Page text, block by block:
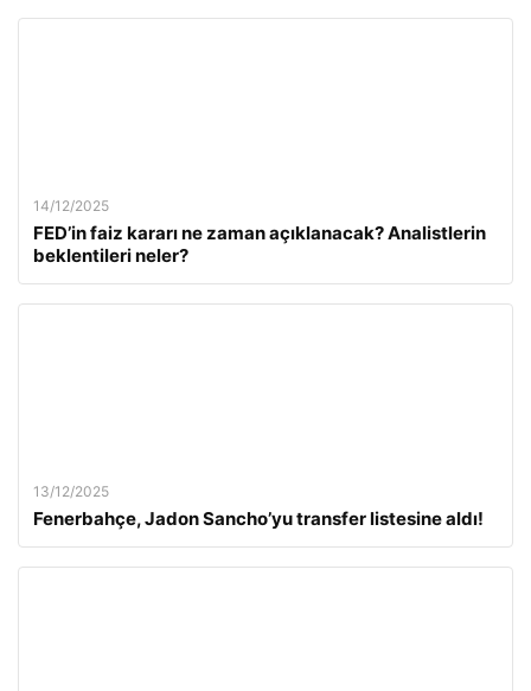
14/12/2025
FED’in faiz kararı ne zaman açıklanacak? Analistlerin
beklentileri neler?
13/12/2025
Fenerbahçe, Jadon Sancho’yu transfer listesine aldı!